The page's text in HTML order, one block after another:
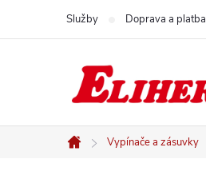
Služby Doprava a platba
Domů
Vypínače a zásuvky